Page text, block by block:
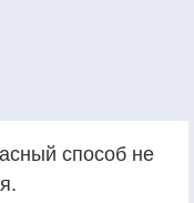
способ не